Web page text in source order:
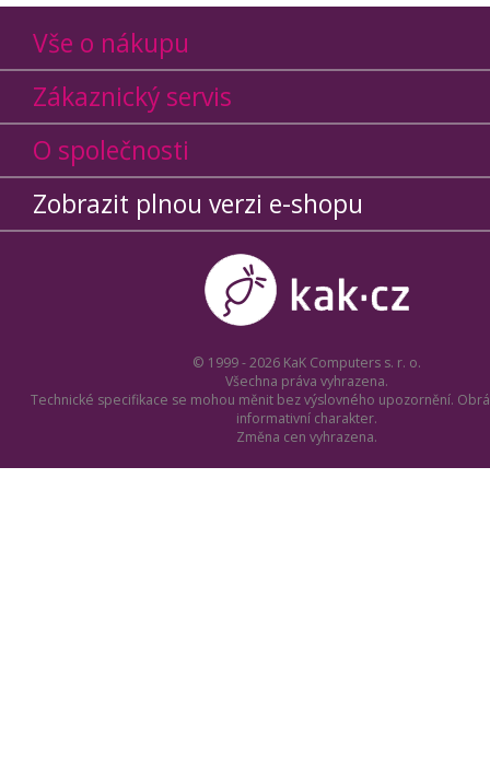
Vše o nákupu
Zákaznický servis
O společnosti
Zobrazit plnou verzi e-shopu
© 1999 - 2026 KaK Computers s. r. o.
Všechna práva vyhrazena.
Technické specifikace se mohou měnit bez výslovného upozornění.
informativní charakter.
Změna cen vyhrazena.